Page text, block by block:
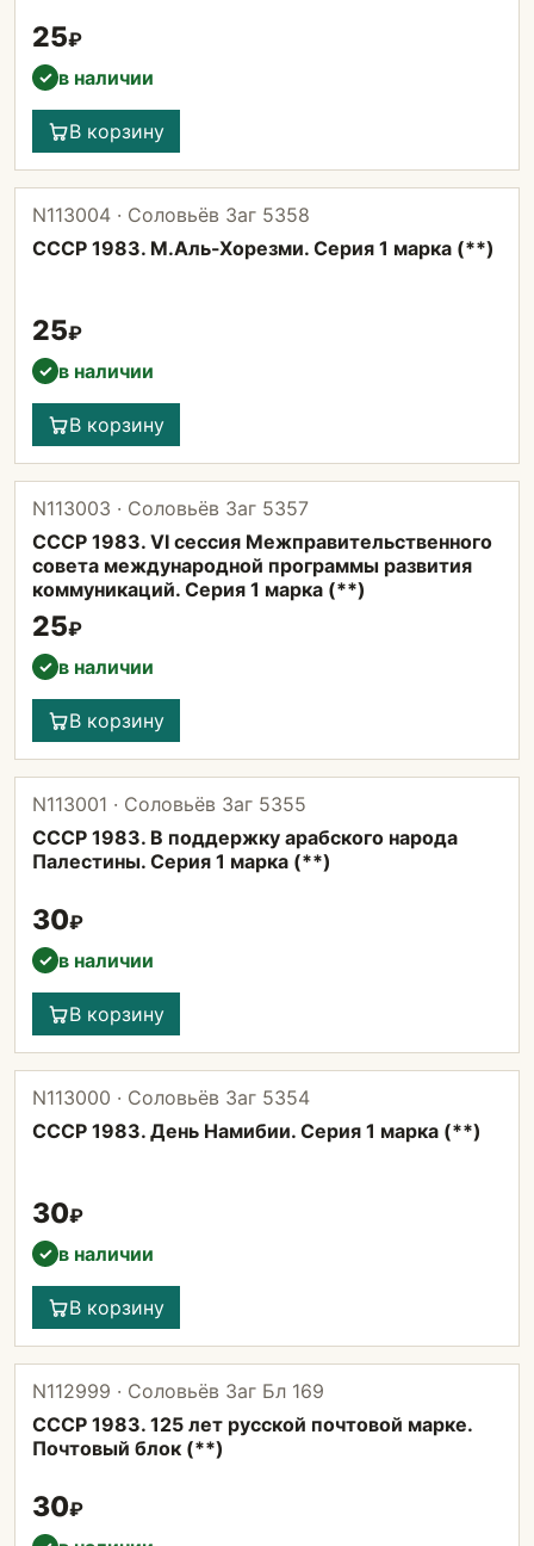
25₽
✓ в наличии
В корзину
N113004 · Соловьёв Заг 5358
СССР 1983. М.Аль-Хорезми. Серия 1 марка (**)
25₽
✓ в наличии
В корзину
N113003 · Соловьёв Заг 5357
СССР 1983. VI сессия Межправительственного
совета международной программы развития
коммуникаций. Серия 1 марка (**)
25₽
✓ в наличии
В корзину
N113001 · Соловьёв Заг 5355
СССР 1983. В поддержку арабского народа
Палестины. Серия 1 марка (**)
30₽
✓ в наличии
В корзину
N113000 · Соловьёв Заг 5354
СССР 1983. День Намибии. Серия 1 марка (**)
30₽
✓ в наличии
В корзину
N112999 · Соловьёв Заг Бл 169
СССР 1983. 125 лет русской почтовой марке.
Почтовый блок (**)
30₽